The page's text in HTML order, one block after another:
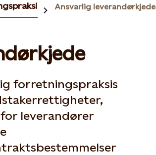
Ansvarlig leverandørkjede
forretningspraksis
leverandører